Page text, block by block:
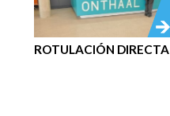
ROTULACIÓN DIRECTA